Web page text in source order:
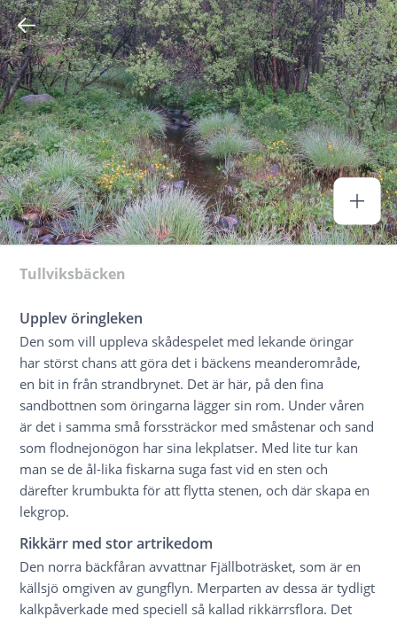
Tullviksbäcken
Upplev öringleken
Den som vill uppleva skådespelet med lekande öringar
har störst chans att göra det i bäckens meanderområde,
en bit in från strandbrynet. Det är här, på den fina
sandbottnen som öringarna lägger sin rom. Under våren
är det i samma små forssträckor med småstenar och sand
som flodnejonögon har sina lekplatser. Med lite tur kan
man se de ål-lika fiskarna suga fast vid en sten och
därefter krumbukta för att flytta stenen, och där skapa en
lekgrop.
Rikkärr med stor artrikedom
Den norra bäckfåran avvattnar Fjällboträsket, som är en
källsjö omgiven av gungflyn. Merparten av dessa är tydligt
kalkpåverkade med speciell så kallad rikkärrsflora. Det